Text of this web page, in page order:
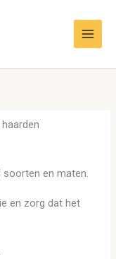
soorten en maten.
en zorg dat het